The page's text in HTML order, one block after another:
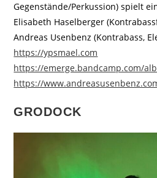
Gegenstände/Perkussion) spielt
Elisabeth Haselberger
Andreas Usenbenz (Kontrabass,
https://ypsmael.com
https://emerge.bandcamp.com/
https://
GRODOCK